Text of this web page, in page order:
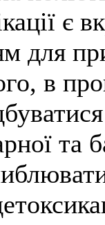
є
для
в
та